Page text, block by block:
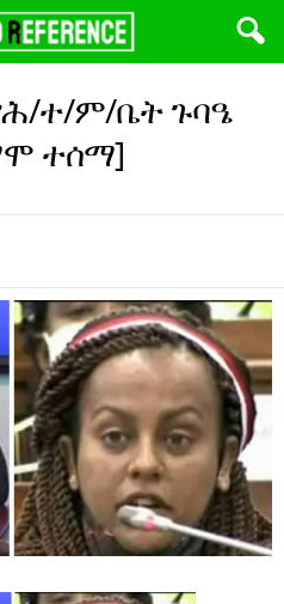
ተ/ም/ቤት ጉባዔ
ተሰማ]